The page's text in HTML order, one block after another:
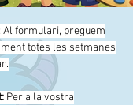
: Al formulari, preguem
totes les setmanes
Per a la vostra